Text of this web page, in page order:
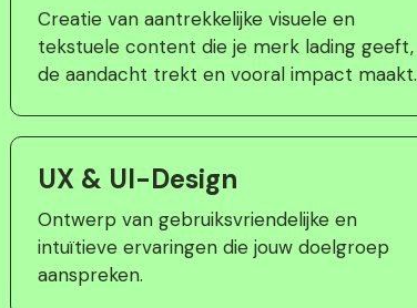
Creatie van aantrekkelijke visuele en
tekstuele content die je merk lading geeft,
de aandacht trekt en vooral impact maakt.
UX & UI-Design
Ontwerp van gebruiksvriendelijke en
intuïtieve ervaringen die jouw doelgroep
aanspreken.